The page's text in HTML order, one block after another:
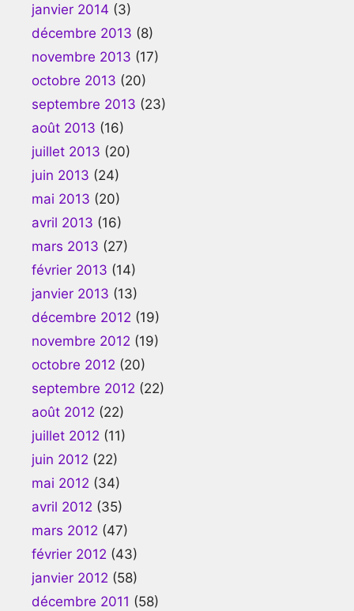
janvier 2014 (3)
décembre 2013 (8)
novembre 2013 (17)
octobre 2013 (20)
septembre 2013 (23)
août 2013 (16)
juillet 2013 (20)
juin 2013 (24)
mai 2013 (20)
avril 2013 (16)
mars 2013 (27)
février 2013 (14)
janvier 2013 (13)
décembre 2012 (19)
novembre 2012 (19)
octobre 2012 (20)
septembre 2012 (22)
août 2012 (22)
juillet 2012 (11)
juin 2012 (22)
mai 2012 (34)
avril 2012 (35)
mars 2012 (47)
février 2012 (43)
janvier 2012 (58)
décembre 2011 (58)